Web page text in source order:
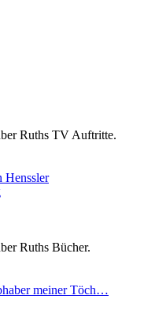
Ruths TV Auftritte.
Henssler
Ruths Bücher.
meiner Töch…